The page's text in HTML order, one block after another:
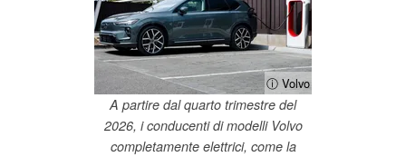
ⓘ Volvo
A partire dal quarto trimestre del
2026, i conducenti di modelli Volvo
completamente elettrici, come la